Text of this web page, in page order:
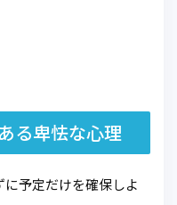
る卑怯な心理
予定だけを確保しよ